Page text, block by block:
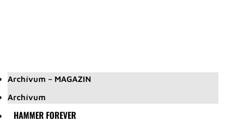
Archívum – MAGAZIN
Archívum
HAMMER FOREVER